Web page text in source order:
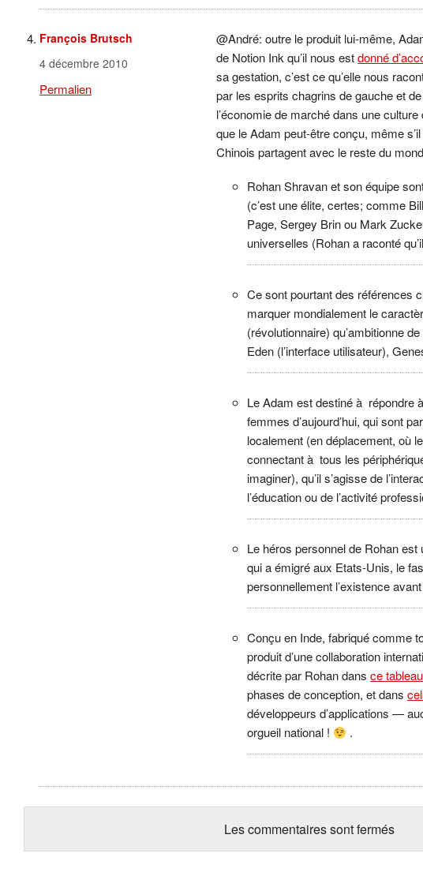
François Brutsch
4 décembre 2010
Permalien
@André: outre le produit lui-même,
de Notion Ink qu’il nous estdonné
sa gestation, c’est ce qu’elle nous
par les esprits chagrins de gauche et
l’économie de marché dans une
que le Adam peut-être conçu, même
Chinois partagent avec le reste du
Rohan Shravan et son équipe
(c’est une élite, certes; comme
Page, Sergey Brin ou Mark
universelles (Rohan a raconté
Ce sont pourtant des références
marquer mondialement le
(révolutionnaire) qu’ambitionne
Eden (l’interface utilisateur),
Le Adam est destiné à répondre
femmes d’aujourd’hui, qui sont
localement (en déplacement, où
connectant à tous les
imaginer), qu’il s’agisse de
l’éducation ou de l’activité
Le héros personnel de Rohan
qui a émigré aux Etats-Unis, le
personnellement l’existence avant
Conçu en Inde, fabriqué comme
produit d’une collaboration
décrite par Rohan dansce tableau
phases de conception, et dans
développeurs d’applications —
orgueil national !
.
Les commentaires sont fermés